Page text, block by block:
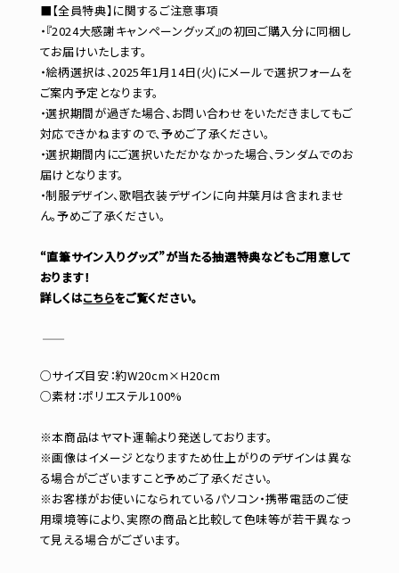
■【全員特典】に関するご注意事項
・『2024大感謝キャンペーングッズ』の初回ご購入分に同梱し
てお届けいたします。
・絵柄選択は、2025年1月14日(火)にメールで選択フォームを
ご案内予定となります。
・選択期間が過ぎた場合、お問い合わせをいただきましてもご
対応できかねますので、予めご了承ください。
・選択期間内にご選択いただかなかった場合、ランダムでのお
届けとなります。
・制服デザイン、歌唱衣装デザインに向井葉月は含まれませ
ん。予めご了承ください。
“直筆サイン入りグッズ”が当たる抽選特典などもご用意して
おります！
詳しくはこちらをご覧ください。
―――――――――――
○サイズ目安：約W20cm×H20cm
○素材：ポリエステル100%
※本商品はヤマト運輸より発送しております。
※画像はイメージとなりますため仕上がりのデザインは異な
る場合がございますこと予めご了承ください。
※お客様がお使いになられているパソコン・携帯電話のご使
用環境等により、実際の商品と比較して色味等が若干異なっ
て見える場合がございます。